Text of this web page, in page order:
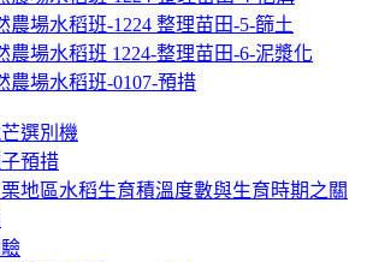
農場水稻班-1224 整理苗田-5-篩土
農場水稻班 1224-整理苗田-6-泥漿化
農場水稻班-0107-預措
選別機
預措
地區水稻生育積溫度數與生育時期之關